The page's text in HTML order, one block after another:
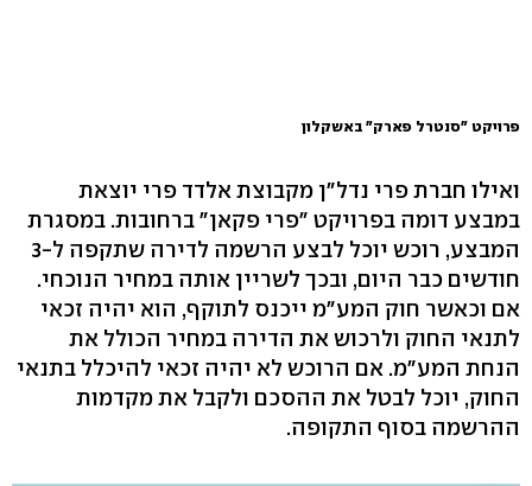
פרויקט "סנטרל פארק" באשקלון
ואילו חברת פרי נדל"ן מקבוצת אלדד פרי יוצאת
במבצע דומה בפרויקט "פרי פקאן" ברחובות. במסגרת
המבצע, רוכש יוכל לבצע הרשמה לדירה שתקפה ל-3
חודשים כבר היום, ובכך לשריין אותה במחיר הנוכחי.
אם וכאשר חוק המע"מ ייכנס לתוקף, הוא יהיה זכאי
לתנאי החוק ולרכוש את הדירה במחיר הכולל את
הנחת המע"מ. אם הרוכש לא יהיה זכאי להיכלל בתנאי
החוק, יוכל לבטל את ההסכם ולקבל את מקדמות
ההרשמה בסוף התקופה.